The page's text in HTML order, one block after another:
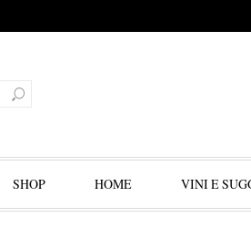
SHOP HOME VINI E